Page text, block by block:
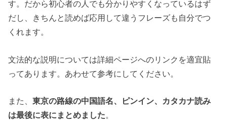
す。だから初心者の人でも分かりやすくなっているはず
だし、きちんと読めば応用して違うフレーズも自分でつ
くれます。
文法的な説明については詳細ページへのリンクを適宜貼
ってあります。あわせて参考にしてください。
また、東京の路線の中国語名、ピンイン、カタカナ読み
は最後に表にまとめました。